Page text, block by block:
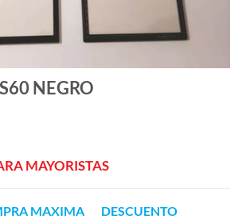
NEGRO
MAYORISTAS
MAXIMA DESCUENTO